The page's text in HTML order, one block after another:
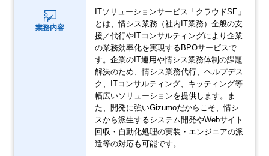
業務内容
ITソリューションサービス「クラウドSE」
とは、情シス業務（社内IT業務）全般の支
援／代行やITコンサルティングにより企業
の業務効率化を実現するBPOサービスで
す。企業のIT運用や情シス業務体制の課題
解決のため、情シス業務代行、ヘルプデス
ク、ITコンサルティング、キッティング等
幅広いソリューションを提供します。ま
た、開発に強いGizumoだからこそ、情シ
スから派生するシステム開発やWebサイト
回収・自動化処理の実装・エンジニアの派
遣等の対応も可能です。